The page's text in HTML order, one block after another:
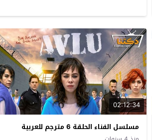
02:12:34
مسلسل الفناء الحلقة 6 مترجم للعربية